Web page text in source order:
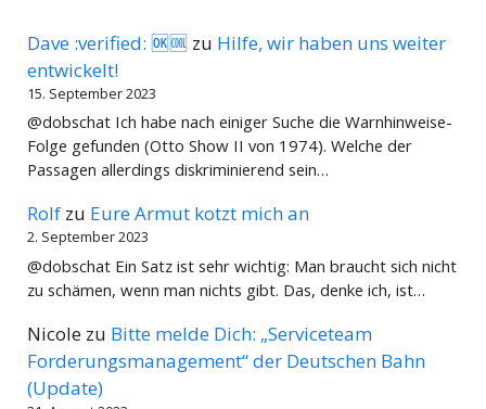
Dave :verified: 🆗🆒 zu Hilfe, wir haben uns weiter
entwickelt!
15. September 2023
@dobschat Ich habe nach einiger Suche die Warnhinweise-
Folge gefunden (Otto Show II von 1974). Welche der
Passagen allerdings diskriminierend sein…
Rolf zu Eure Armut kotzt mich an
2. September 2023
@dobschat Ein Satz ist sehr wichtig: Man braucht sich nicht
zu schämen, wenn man nichts gibt. Das, denke ich, ist…
Nicole zu Bitte melde Dich: „Serviceteam
Forderungsmanagement“ der Deutschen Bahn
(Update)